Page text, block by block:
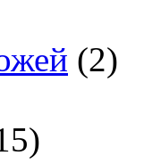
(2)